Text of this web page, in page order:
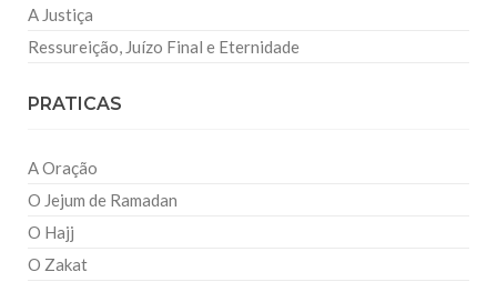
A Justiça
Ressureição, Juízo Final e Eternidade
PRATICAS
A Oração
O Jejum de Ramadan
O Hajj
O Zakat